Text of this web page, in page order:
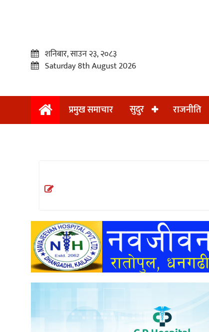
प्रमुख
अन्तराष्ट्रिय
अन्तर्वार्ता
खेलकुद
शनिबार, साउन २३, २०८३
Saturday 8th August 2026
प्रमुख समाचार सुदुर राजनीति